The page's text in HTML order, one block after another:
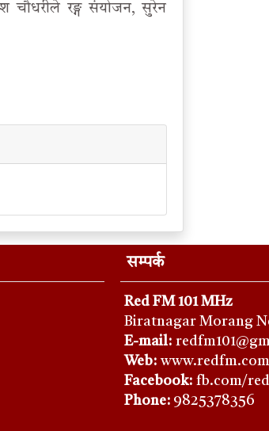
चौधरीले रङ्ग संयोजन, सुरेन
सम्पर्क
Red FM 101 MHz
Biratnagar Morang
E-mail:
Web:
Facebook:fb.com/
Phone: 9825378356